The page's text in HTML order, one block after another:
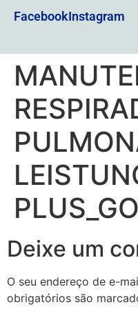
FacebookInstagram
Deixe um
O seu endereço de e-
obrigatórios são